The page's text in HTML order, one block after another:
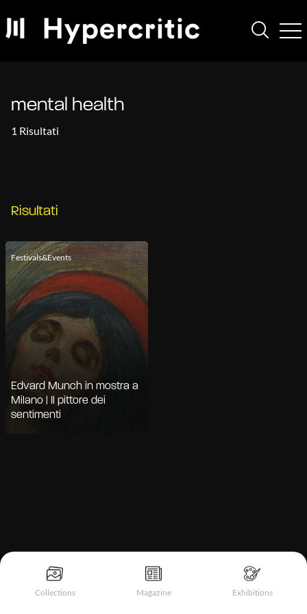
Collections Magazine Exhibitions
mental health
1 Risultati
Risultati
Festivals&Events
Edvard Munch in mostra a
Milano | Il pittore dei
sentimenti
Informativa sulla raccolta